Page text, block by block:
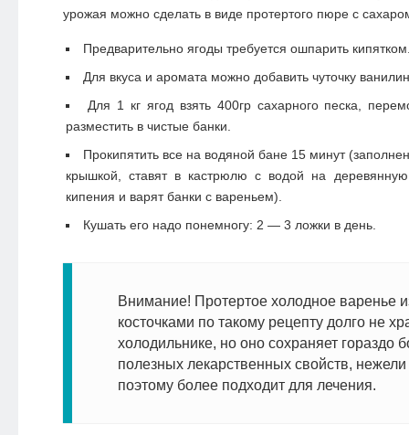
урожая можно сделать в виде протертого пюре с
Предварительно ягоды требуется ошпарить
Для вкуса и аромата можно добавить чуточку
Для 1 кг ягод взять 400гр сахарного песка,
разместить в чистые банки.
Прокипятить все на водяной бане 15 минут
крышкой, ставят в кастрюлю с водой на деревянную
кипения и варят банки с вареньем).
Кушать его надо понемногу: 2 — 3 ложки в день.
Внимание! Протертое холодное варенье
косточками по такому рецепту долго не
холодильнике, но оно сохраняет гораздо
полезных лекарственных свойств, нежели
поэтому более подходит для лечения.